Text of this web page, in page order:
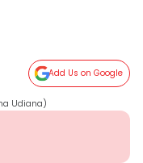
Add Us on Google
Udiana)